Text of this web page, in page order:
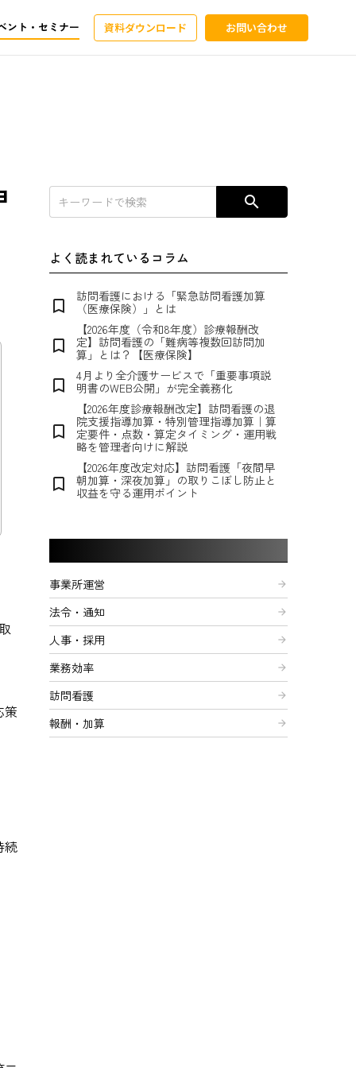
ント・セミナー 資料ダウンロード お問い合わせ
策
続
search
よく読まれているコラム
bookmark_border
訪問看護における「緊急訪問看護加算
（医療保険）」とは
bookmark_border
【2026年度（令和8年度）診療報酬改
定】訪問看護の「難病等複数回訪問加
算」とは？【医療保険】
bookmark_border
4月より全介護サービスで「重要事項説
明書のWEB公開」が完全義務化
bookmark_border
【2026年度診療報酬改定】訪問看護の退
院支援指導加算・特別管理指導加算｜算
定要件・点数・算定タイミング・運用戦
略を管理者向けに解説
bookmark_border
【2026年度改定対応】訪問看護「夜間早
朝加算・深夜加算」の取りこぼし防止と
収益を守る運用ポイント
事業所運営 arrow_forward
法令・通知 arrow_forward
人事・採用 arrow_forward
業務効率 arrow_forward
訪問看護 arrow_forward
報酬・加算 arrow_forward